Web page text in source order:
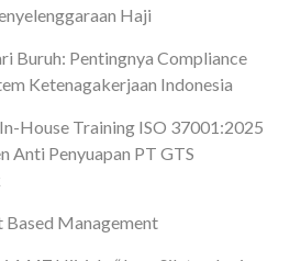
Haji
Buruh: Pentingnya Compliance
Ketenagakerjaan Indonesia
House Training ISO 37001:2025
Anti Penyuapan PT GTS
Based Management